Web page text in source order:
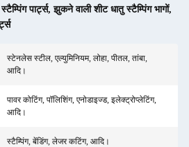
पार्ट्स,झुकने वाली शीट धातु स्टैम्पिंग भागों,
स्टेनलेस स्टील, एल्युमिनियम, लोहा, पीतल, तांबा,
आदि।
पावर कोटिंग, पॉलिशिंग, एनोडाइज्ड, इलेक्ट्रोप्लेटिंग,
आदि।
स्टैम्पिंग, बेंडिंग, लेजर कटिंग, आदि।